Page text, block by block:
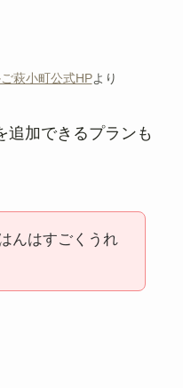
萩小町公式HPより
追加できるプランも
んはすごくうれ